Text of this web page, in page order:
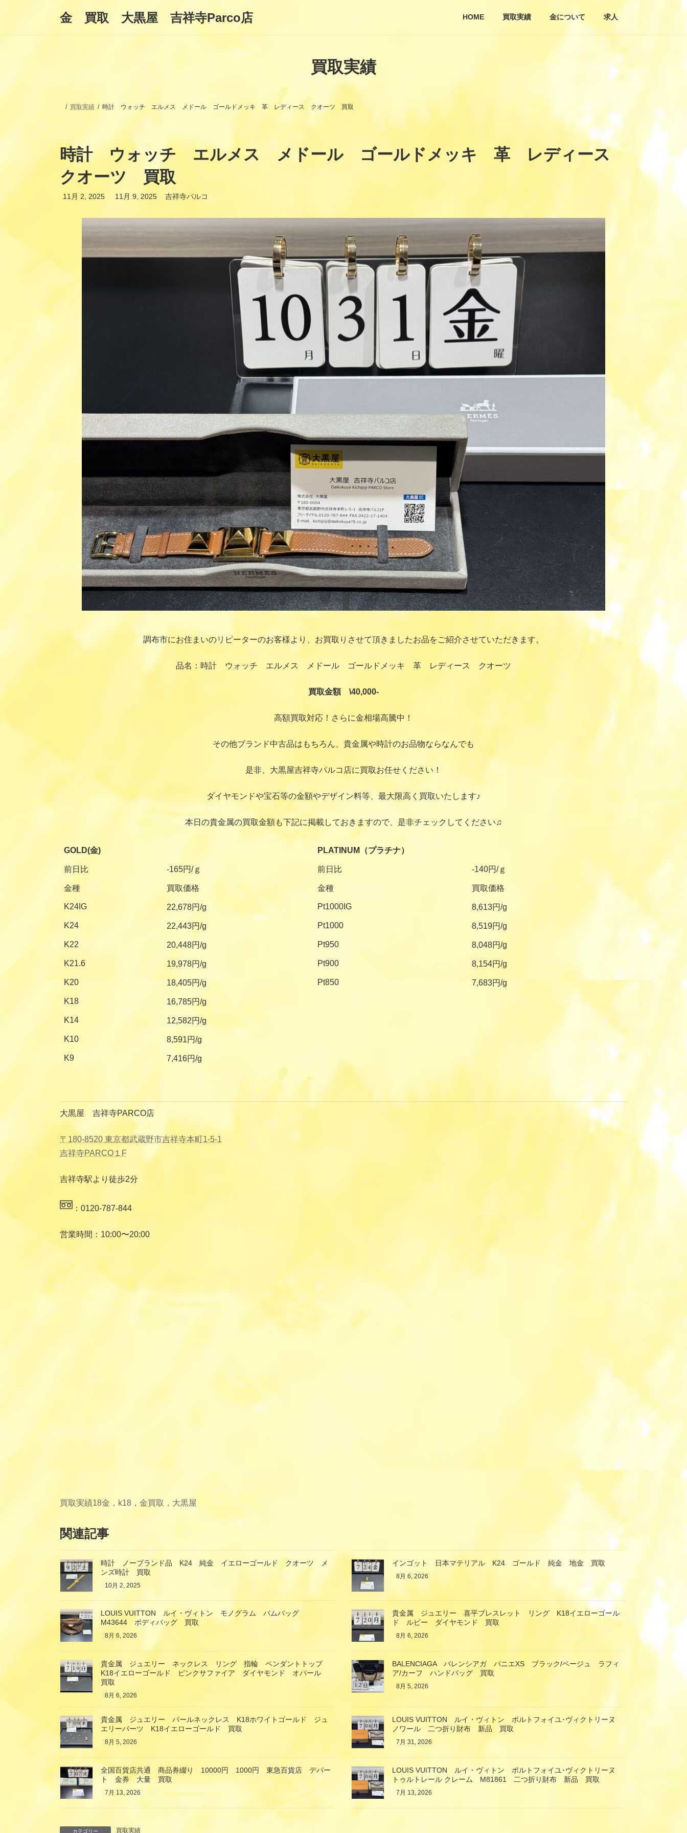
金 買取 大黒屋 吉祥寺Parco店 HOME 買取実績 金について 求人
買取実績
買取実績 時計 ウォッチ エルメス メドール ゴールドメッキ 革 レディース クオーツ 買取
時計 ウォッチ エルメス メドール ゴールドメッキ 革 レディース
クオーツ 買取
11月 2, 2025
最
11月 9, 2025 吉祥寺パルコ
調布市にお住まいのリピーターのお客様より、お買取りさせて頂きましたお品をご紹介させていただきます。
品名：時計 ウォッチ エルメス メドール ゴールドメッキ 革 レディース クオーツ
買取金額 \40,000-
高額買取対応！さらに金相場高騰中！
その他ブランド中古品はもちろん、貴金属や時計のお品物ならなんでも
是非、大黒屋吉祥寺パルコ店に買取お任せください！
ダイヤモンドや宝石等の金額やデザイン料等、最大限高く買取いたします♪
本日の貴金属の買取金額も下記に掲載しておきますので、是非チェックしてください♫
GOLD(金) PLATINUM（プラチナ）
前日比 -165円/ｇ 前日比 -140円/ｇ
金種 買取価格 金種 買取価格
K24IG 22,678円/g Pt1000IG 8,613円/g
K24 22,443円/g Pt1000 8,519円/g
K22 20,448円/g Pt950 8,048円/g
K21.6 19,978円/g Pt900 8,154円/g
K20 18,405円/g Pt850 7,683円/g
K18 16,785円/g
K14 12,582円/g
K10 8,591円/g
K9 7,416円/g
大黒屋 吉祥寺PARCO店
〒180-8520 東京都武蔵野市吉祥寺本町1-5-1
吉祥寺PARCO１F
吉祥寺駅より徒歩2分
：0120-787-844
営業時間：10:00〜20:00
買取実績18金，k18，金買取，大黒屋
関連記事
時計 ノーブランド品 K24 純金 イエローゴールド クオーツ メ
ンズ時計 買取
10月 2, 2025
インゴット 日本マテリアル K24 ゴールド 純金 地金 買取
8月 6, 2026
LOUIS VUITTON ルイ・ヴィトン モノグラム バムバッグ
M43644 ボディバッグ 買取
8月 6, 2026
貴金属 ジュエリー 喜平ブレスレット リング K18イエローゴール
ド ルビー ダイヤモンド 買取
8月 6, 2026
貴金属 ジュエリー ネックレス リング 指輪 ペンダントトップ
K18イエローゴールド ピンクサファイア ダイヤモンド オパール
買取
8月 6, 2026
BALENCIAGA バレンシアガ パニエXS ブラック/ベージュ ラフィ
ア/カーフ ハンドバッグ 買取
8月 5, 2026
貴金属 ジュエリー パールネックレス K18ホワイトゴールド ジュ
エリーパーツ K18イエローゴールド 買取
8月 5, 2026
LOUIS VUITTON ルイ・ヴィトン ポルトフォイユ･ヴィクトリーヌ
ノワール 二つ折り財布 新品 買取
7月 31, 2026
全国百貨店共通 商品券綴り 10000円 1000円 東急百貨店 デパー
ト 金券 大量 買取
7月 13, 2026
LOUIS VUITTON ルイ・ヴィトン ポルトフォイユ･ヴィクトリーヌ
トゥルトレール クレーム M81861 二つ折り財布 新品 買取
7月 13, 2026
カテゴリー 買取実績